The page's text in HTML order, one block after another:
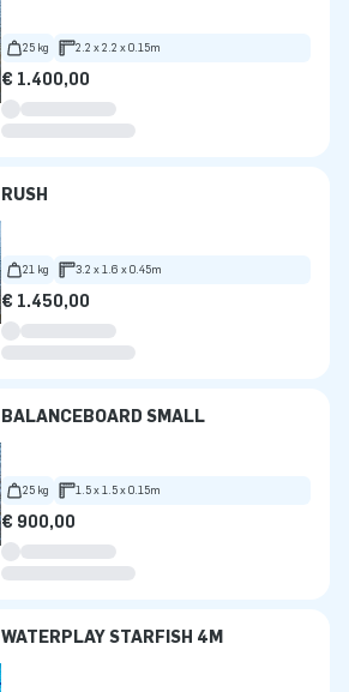
25 kg 2.2 x 2.2 x 0.15m
€ 1.400,00
RUSH
21 kg 3.2 x 1.6 x 0.45m
€ 1.450,00
BALANCEBOARD SMALL
25 kg 1.5 x 1.5 x 0.15m
€ 900,00
WATERPLAY STARFISH 4M